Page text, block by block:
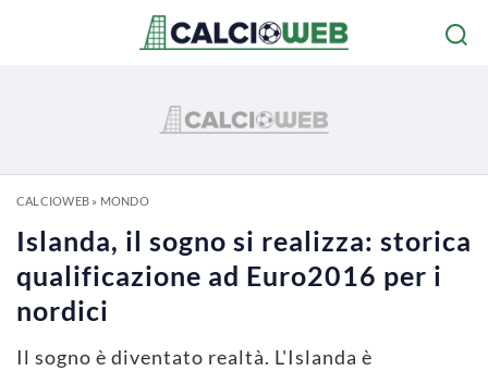
CALCIOWEB» MONDO
Islanda, il sogno si realizza: storica
qualificazione ad Euro2016 per i
nordici
Il sogno è diventato realtà. L'Islanda è